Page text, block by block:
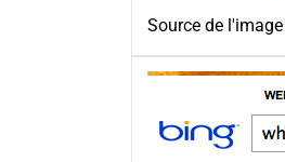
Source de l'image